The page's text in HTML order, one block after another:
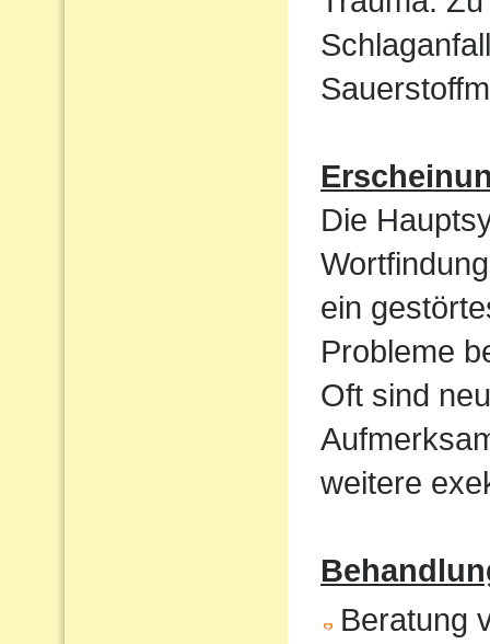
Die
ein
Probleme
Oft sind
weitere
Beratung